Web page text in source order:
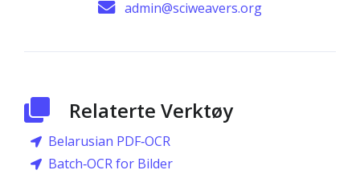
admin@sciweavers.org
Relaterte Verktøy
Belarusian PDF‑OCR
Batch‑OCR for Bilder